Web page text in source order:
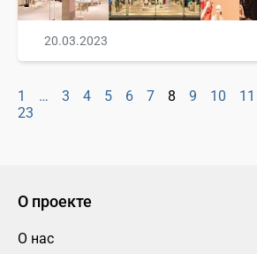
20.03.2023
1 … 3 4 5 6 7 8 9 10 11
23
О проекте
О нас